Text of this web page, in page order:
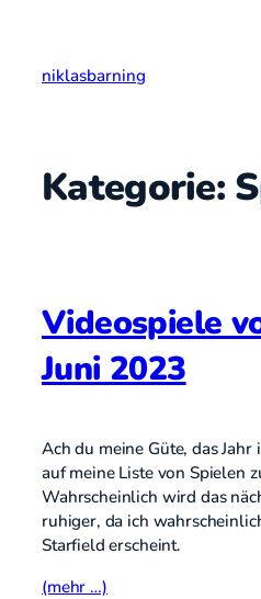
springen
niklasbarning
Kategorie:
Videospiele
Juni 2023
Ach du meine Güte, das
auf meine Liste von Spielen
Wahrscheinlich wird das
ruhiger, da ich
Starfield erscheint.
(mehr …)